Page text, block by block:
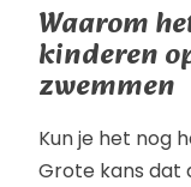
Waarom
kinderen
zwemmen
Kun je het nog
Grote kans dat